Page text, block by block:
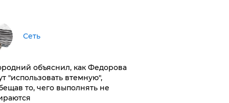
Сеть
объяснил, как Федорова
"использовать втемную",
то, чего выполнять не